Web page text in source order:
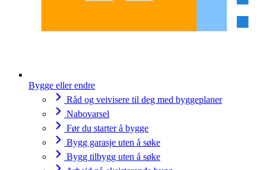
Bygge eller endre
Råd og veivisere til deg med byggeplaner
Nabovarsel
Før du starter å bygge
Bygg garasje uten å søke
Bygg tilbygg uten å søke